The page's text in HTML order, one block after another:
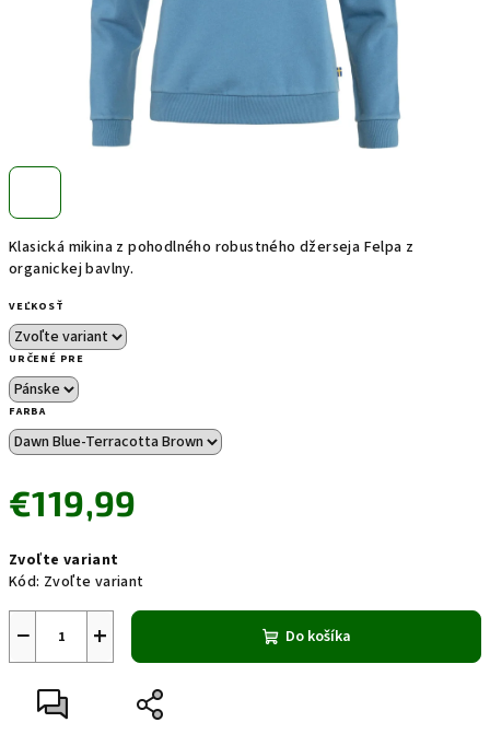
Klasická mikina z pohodlného robustného džerseja Felpa z
organickej bavlny.
VEĽKOSŤ
URČENÉ PRE
FARBA
€119,99
cena:
Zvoľte variant
Kód: Zvoľte variant
+
− Do košíka